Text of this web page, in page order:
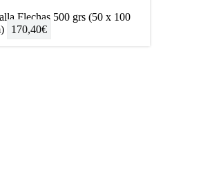
Flechas 500 grs (50 x 100
170,40€
cm)